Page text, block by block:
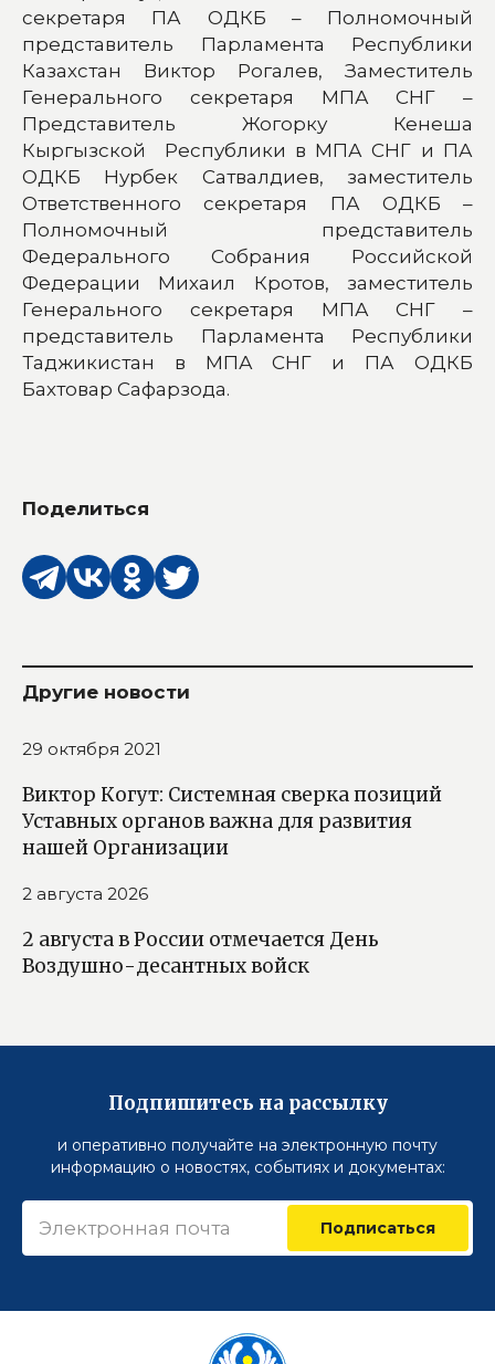
секретаря ПА ОДКБ – Полномочный
представитель Парламента Республики
Казахстан Виктор Рогалев, Заместитель
Генерального секретаря МПА СНГ –
Представитель Жогорку Кенеша
Кыргызской Республики в МПА СНГ и ПА
ОДКБ Нурбек Сатвалдиев, заместитель
Ответственного секретаря ПА ОДКБ –
Полномочный представитель
Федерального Собрания Российской
Федерации Михаил Кротов, заместитель
Генерального секретаря МПА СНГ –
представитель Парламента Республики
Таджикистан в МПА СНГ и ПА ОДКБ
Бахтовар Сафарзода.
Поделиться
Другие новости
29 октября 2021
Виктор Когут: Системная сверка позиций
Уставных органов важна для развития
нашей Организации
2 августа 2026
2 августа в России отмечается День
Воздушно-десантных войск
Подпишитесь на рассылку
и оперативно получайте на электронную почту
информацию о новостях, событиях и документах:
Подписаться